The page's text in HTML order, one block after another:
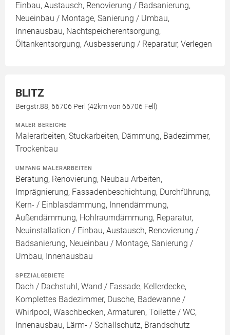
Einbau, Austausch, Renovierung / Badsanierung,
Neueinbau / Montage, Sanierung / Umbau,
Innenausbau, Nachtspeicherentsorgung,
Öltankentsorgung, Ausbesserung / Reparatur, Verlegen
BLITZ
Bergstr.88, 66706 Perl (42km von 66706 Fell)
MALER BEREICHE
Malerarbeiten, Stuckarbeiten, Dämmung, Badezimmer,
Trockenbau
UMFANG MALERARBEITEN
Beratung, Renovierung, Neubau Arbeiten,
Imprägnierung, Fassadenbeschichtung, Durchführung,
Kern- / Einblasdämmung, Innendämmung,
Außendämmung, Hohlraumdämmung, Reparatur,
Neuinstallation / Einbau, Austausch, Renovierung /
Badsanierung, Neueinbau / Montage, Sanierung /
Umbau, Innenausbau
SPEZIALGEBIETE
Dach / Dachstuhl, Wand / Fassade, Kellerdecke,
Komplettes Badezimmer, Dusche, Badewanne /
Whirlpool, Waschbecken, Armaturen, Toilette / WC,
Innenausbau, Lärm- / Schallschutz, Brandschutz